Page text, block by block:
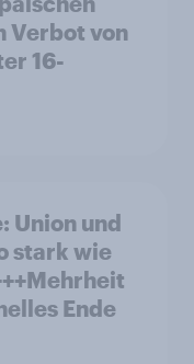
Verbot von
16-
Union und
stark wie
Ende